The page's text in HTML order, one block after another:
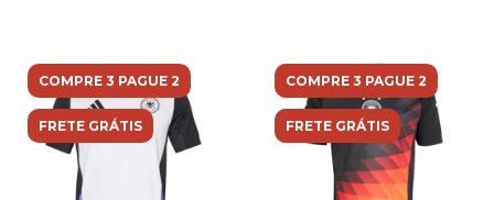
COMPRE 3 PAGUE 2
FRETE GRÁTIS
COMPRE 3 PAGUE 2
FRETE GRÁTIS